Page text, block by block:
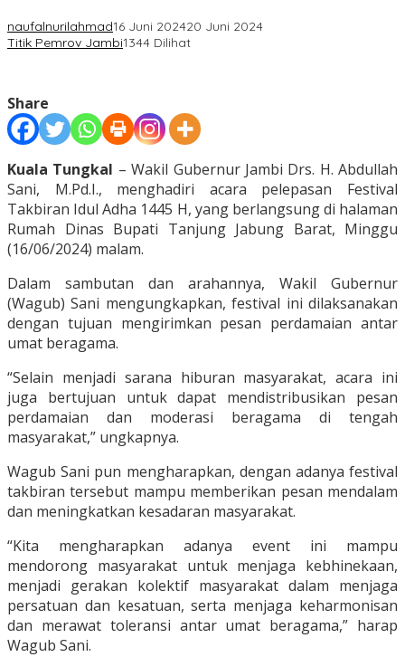
naufalnurilahmad16 Juni 202420 Juni 2024
Titik Pemrov Jambi1344 Dilihat
Share
Kuala Tungkal – Wakil Gubernur Jambi Drs. H. Abdullah
Sani, M.Pd.I., menghadiri acara pelepasan Festival
Takbiran Idul Adha 1445 H, yang berlangsung di halaman
Rumah Dinas Bupati Tanjung Jabung Barat, Minggu
(16/06/2024) malam.
Dalam sambutan dan arahannya, Wakil Gubernur
(Wagub) Sani mengungkapkan, festival ini dilaksanakan
dengan tujuan mengirimkan pesan perdamaian antar
umat beragama.
“Selain menjadi sarana hiburan masyarakat, acara ini
juga bertujuan untuk dapat mendistribusikan pesan
perdamaian dan moderasi beragama di tengah
masyarakat,” ungkapnya.
Wagub Sani pun mengharapkan, dengan adanya festival
takbiran tersebut mampu memberikan pesan mendalam
dan meningkatkan kesadaran masyarakat.
“Kita mengharapkan adanya event ini mampu
mendorong masyarakat untuk menjaga kebhinekaan,
menjadi gerakan kolektif masyarakat dalam menjaga
persatuan dan kesatuan, serta menjaga keharmonisan
dan merawat toleransi antar umat beragama,” harap
Wagub Sani.